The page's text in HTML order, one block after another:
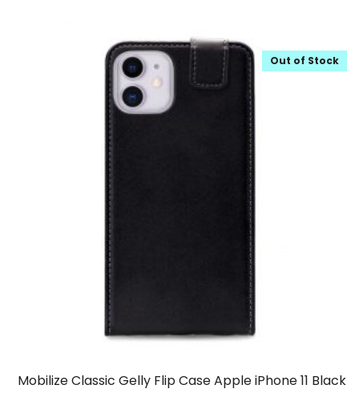
Mobilize Classic Gelly Flip Case Apple iPhone 11 Black
Out of Stock